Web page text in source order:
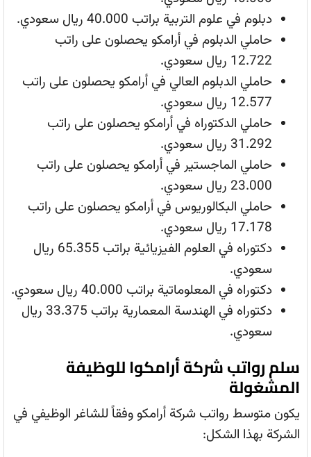
دبلوم في علوم التربية براتب 40.000 ريال سعودي.
حاملي الدبلوم في أرامكو يحصلون على راتب
12.722 ريال سعودي.
حاملي الدبلوم العالي في أرامكو يحصلون على راتب
12.577 ريال سعودي.
حاملي الدكتوراه في أرامكو يحصلون على راتب
31.292 ريال سعودي.
حاملي الماجستير في أرامكو يحصلون على راتب
23.000 ريال سعودي.
حاملي البكالوريوس في أرامكو يحصلون على راتب
17.178 ريال سعودي.
دكتوراه في العلوم الفيزيائية براتب 65.355 ريال
سعودي.
دكتوراه في المعلوماتية براتب 40.000 ريال سعودي.
دكتوراه في الهندسة المعمارية براتب 33.375 ريال
سعودي.
سلم رواتب شركة أرامكوا للوظيفة
المشغولة
يكون متوسط رواتب شركة أرامكو وفقاً للشاغر الوظيفي في
الشركة بهذا الشكل: